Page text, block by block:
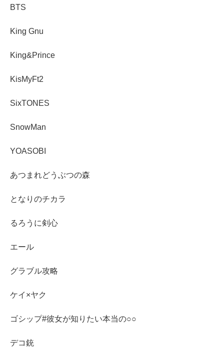
BTS
King Gnu
King&Prince
KisMyFt2
SixTONES
SnowMan
YOASOBI
あつまれどうぶつの森
となりのチカラ
るろうに剣心
エール
グラブル攻略
ケイ×ヤク
ゴシップ#彼女が知りたい本当の○○
デコ銃